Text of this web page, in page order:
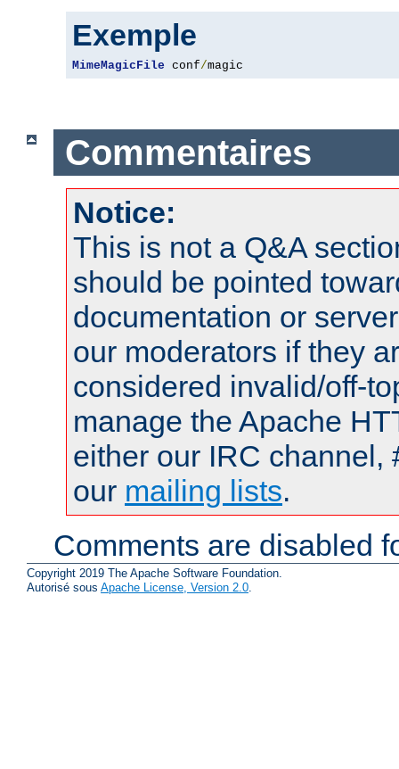
Exemple
MimeMagicFile conf/magic
Commentaires
Notice:
This is not a Q&A
should be pointed
documentation or
our moderators if they
considered invalid/off-
manage the Apache
either our IRC channel,
our mailing lists.
Comments are disabled
Copyright 2019 The Apache Software Foundation.
Autorisé sous Apache License, Version 2.0